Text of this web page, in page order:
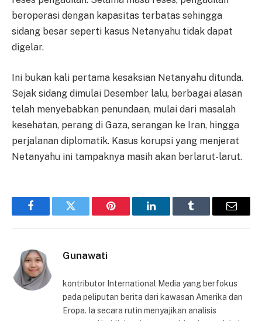
beroperasi dengan kapasitas terbatas sehingga
sidang besar seperti kasus Netanyahu tidak dapat
digelar.
Ini bukan kali pertama kesaksian Netanyahu ditunda.
Sejak sidang dimulai Desember lalu, berbagai alasan
telah menyebabkan penundaan, mulai dari masalah
kesehatan, perang di Gaza, serangan ke Iran, hingga
perjalanan diplomatik. Kasus korupsi yang menjerat
Netanyahu ini tampaknya masih akan berlarut-larut.
FacebookTwitter Pinterest LinkedInTumblr Email
Gunawati
kontributor International Media yang berfokus
pada peliputan berita dari kawasan Amerika dan
Eropa. Ia secara rutin menyajikan analisis